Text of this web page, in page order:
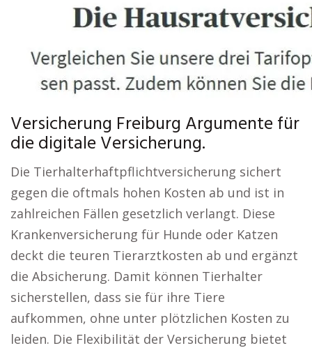
Versicherung Freiburg Argumente für
die digitale Versicherung.
Die Tierhalterhaftpflichtversicherung sichert
gegen die oftmals hohen Kosten ab und ist in
zahlreichen Fällen gesetzlich verlangt. Diese
Krankenversicherung für Hunde oder Katzen
deckt die teuren Tierarztkosten ab und ergänzt
die Absicherung. Damit können Tierhalter
sicherstellen, dass sie für ihre Tiere
aufkommen, ohne unter plötzlichen Kosten zu
leiden. Die Flexibilität der Versicherung bietet